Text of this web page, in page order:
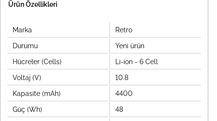
Ürün Özellikleri
Marka Retro
Durumu Yeni ürün
Hücreler (Cells) Li-ion - 6 Cell
Voltaj (V) 10.8
Kapasite (mAh) 4400
Güç (Wh) 48